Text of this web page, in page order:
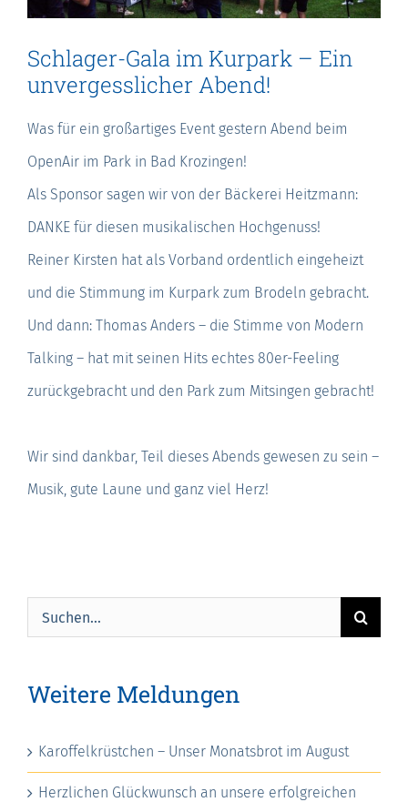
Schlager-Gala im Kurpark – Ein
unvergesslicher Abend!
Was für ein großartiges Event gestern Abend beim
OpenAir im Park in Bad Krozingen!
Als Sponsor sagen wir von der Bäckerei Heitzmann:
DANKE für diesen musikalischen Hochgenuss!
Reiner Kirsten hat als Vorband ordentlich eingeheizt
und die Stimmung im Kurpark zum Brodeln gebracht.
Und dann: Thomas Anders – die Stimme von Modern
Talking – hat mit seinen Hits echtes 80er-Feeling
zurückgebracht und den Park zum Mitsingen gebracht!
Wir sind dankbar, Teil dieses Abends gewesen zu sein –
Musik, gute Laune und ganz viel Herz!
Weitere Meldungen
Karoffelkrüstchen – Unser Monatsbrot im August
Herzlichen Glückwunsch an unsere erfolgreichen